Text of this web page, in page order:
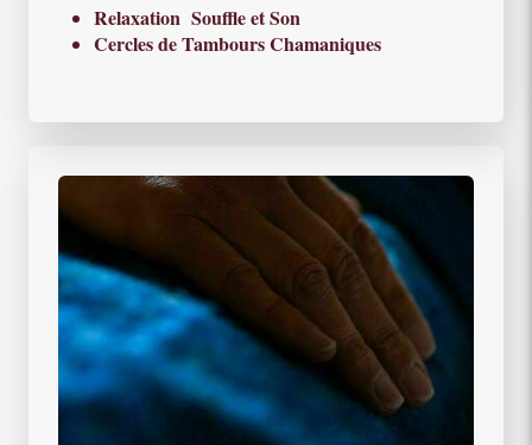
Relaxation Souffle et Son
Cercles de Tambours Chamaniques